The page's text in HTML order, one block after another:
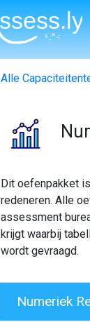
Alle
Dit oefenpakket
redeneren. Alle
assessment
krijgt waarbij
wordt gevraagd.
Numeriek